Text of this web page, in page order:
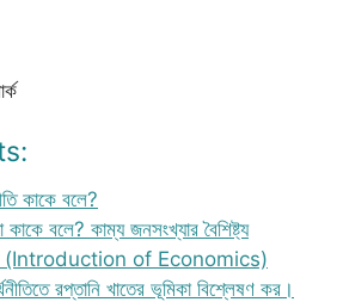
কাকে বলে?
বলে? কাম্য জনসংখ্যার বৈশিষ্ট্য
(Introduction of Economics)
রপ্তানি খাতের ভূমিকা বিশ্লেষণ কর।